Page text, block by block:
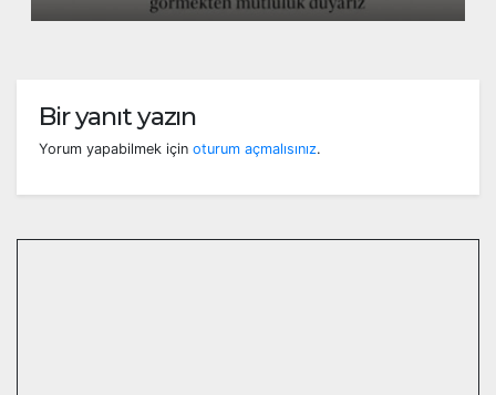
Bir yanıt yazın
Yorum yapabilmek için oturum açmalısınız.